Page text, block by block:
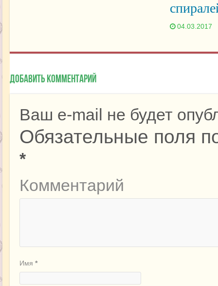
04.03.2017
Добавить комментарий
Ваш e-mail не будет
Обязательные поля
*
Комментарий
Имя *